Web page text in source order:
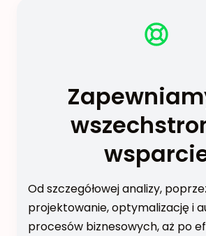
Od szczegółowej analizy,
projektowanie, optymalizację i
procesów biznesowych, aż po